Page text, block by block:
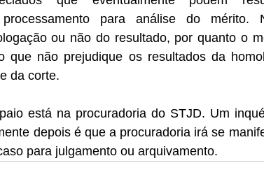
processamento para análise do
ou não do resultado, por quanto o
que não prejudique os resultados da
da corte.
está na procuradoria do STJD. Um
depois é que a procuradoria irá se
para julgamento ou arquivamento.